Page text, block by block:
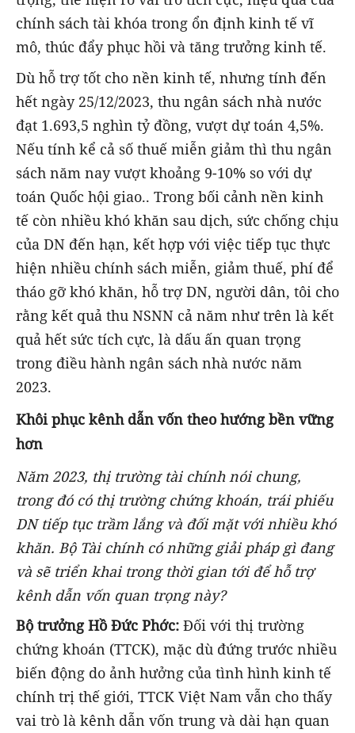
chính sách tài khóa trong ổn định kinh tế vĩ
mô, thúc đẩy phục hồi và tăng trưởng kinh tế.
Dù hỗ trợ tốt cho nền kinh tế, nhưng tính đến
hết ngày 25/12/2023, thu ngân sách nhà nước
đạt 1.693,5 nghìn tỷ đồng, vượt dự toán 4,5%.
Nếu tính kể cả số thuế miễn giảm thì thu ngân
sách năm nay vượt khoảng 9-10% so với dự
toán Quốc hội giao.. Trong bối cảnh nền kinh
tế còn nhiều khó khăn sau dịch, sức chống chịu
của DN đến hạn, kết hợp với việc tiếp tục thực
hiện nhiều chính sách miễn, giảm thuế, phí để
tháo gỡ khó khăn, hỗ trợ DN, người dân, tôi cho
rằng kết quả thu NSNN cả năm như trên là kết
quả hết sức tích cực, là dấu ấn quan trọng
trong điều hành ngân sách nhà nước năm
2023.
Khôi phục kênh dẫn vốn theo hướng bền vững
hơn
Năm 2023, thị trường tài chính nói chung,
trong đó có thị trường chứng khoán, trái phiếu
DN tiếp tục trầm lắng và đối mặt với nhiều khó
khăn. Bộ Tài chính có những giải pháp gì đang
và sẽ triển khai trong thời gian tới để hỗ trợ
kênh dẫn vốn quan trọng này?
Bộ trưởng Hồ Đức Phớc: Đối với thị trường
chứng khoán (TTCK), mặc dù đứng trước nhiều
biến động do ảnh hưởng của tình hình kinh tế
chính trị thế giới, TTCK Việt Nam vẫn cho thấy
vai trò là kênh dẫn vốn trung và dài hạn quan